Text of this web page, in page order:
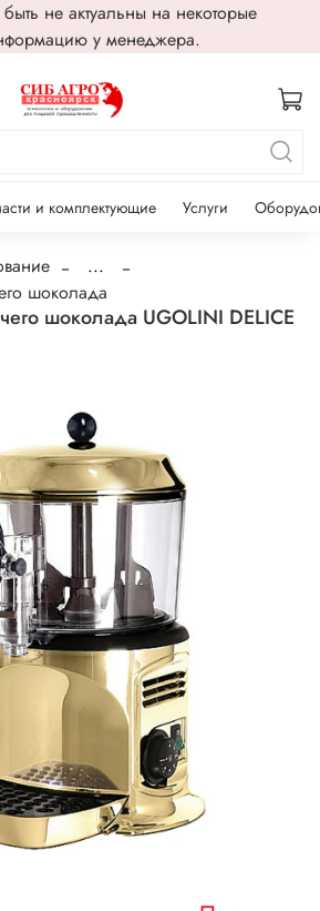
не актуальны на некоторые
у менеджера.
и комплектующие Услуги
...
шоколада
шоколада UGOLINI DELICE